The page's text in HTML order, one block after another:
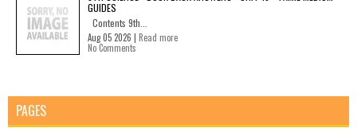
GUIDES
Contents 9th...
Aug 05 2026 | Read more
No Comments
PAGES